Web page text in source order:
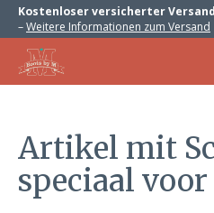
Kostenloser versicherter Versand
–Weitere Informationen zum Versand
Artikel mit
speciaal